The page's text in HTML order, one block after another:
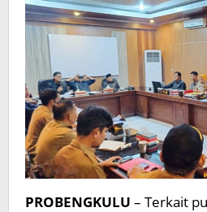
dan
PROBENGKULU – Terkait